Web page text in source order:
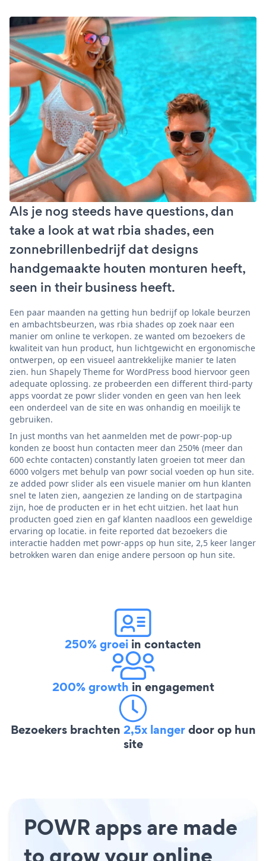
Als je nog steeds have questions, dan
take a look at wat rbia shades, een
zonnebrillenbedrijf dat designs
handgemaakte houten monturen heeft,
seen in their business heeft.
Een paar maanden na getting hun bedrijf op lokale beurzen
en ambachtsbeurzen, was rbia shades op zoek naar een
manier om online te verkopen. ze wanted om bezoekers de
kwaliteit van hun product, hun lichtgewicht en ergonomische
ontwerpen, op een visueel aantrekkelijke manier te laten
zien. hun Shapely Theme for WordPress bood hiervoor geen
adequate oplossing. ze probeerden een different third-party
apps voordat ze powr slider vonden en geen van hen leek
een onderdeel van de site en was onhandig en moeilijk te
gebruiken.
In just months van het aanmelden met de powr-pop-up
konden ze boost hun contacten meer dan 250% (meer dan
600 echte contacten) constantly laten groeien tot meer dan
6000 volgers met behulp van powr social voeden op hun site.
ze added powr slider als een visuele manier om hun klanten
snel te laten zien, aangezien ze landing on de startpagina
zijn, hoe de producten er in het echt uitzien. het laat hun
producten goed zien en gaf klanten naadloos een geweldige
ervaring op locatie. in feite reported dat bezoekers die
interactie hadden met powr-apps op hun site, 2,5 keer langer
betrokken waren dan enige andere persoon op hun site.
250% groei in contacten
200% growth in engagement
Bezoekers brachten 2,5x langerdoor op hun
site
POWR apps are made